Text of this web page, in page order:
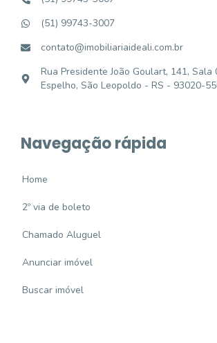
(51) 99743-3007
contato@imobiliariaideali.com.br
Rua Presidente João Goulart, 141, Sala
Espelho, São Leopoldo - RS - 93020-
Navegação rápida
Home
2º via de boleto
Chamado Aluguel
Anunciar imóvel
Buscar imóvel